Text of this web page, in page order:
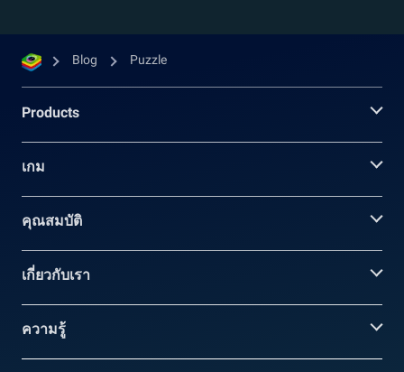
Blog Puzzle
Products
เกม
คุณสมบัติ
เกี่ยวกับเรา
ความรู้